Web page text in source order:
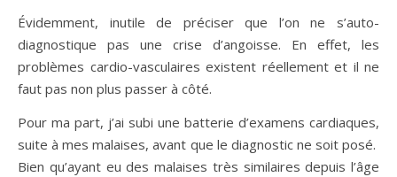
Évidemment, inutile de préciser que l’on ne s’auto-
diagnostique pas une crise d’angoisse. En effet, les
problèmes cardio-vasculaires existent réellement et il ne
faut pas non plus passer à côté.
Pour ma part, j’ai subi une batterie d’examens cardiaques,
suite à mes malaises, avant que le diagnostic ne soit posé.
Bien qu’ayant eu des malaises très similaires depuis l’âge